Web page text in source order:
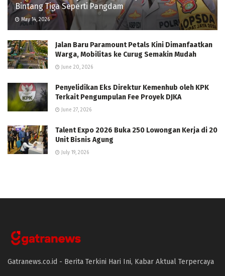
Bintang Tiga Seperti Pangdam
May 14, 2026
Jalan Baru Paramount Petals Kini Dimanfaatkan
Warga, Mobilitas ke Curug Semakin Mudah
June 20, 2026
Penyelidikan Eks Direktur Kemenhub oleh KPK
Terkait Pengumpulan Fee Proyek DJKA
June 27, 2026
Talent Expo 2026 Buka 250 Lowongan Kerja di 20
Unit Bisnis Agung
July 19, 2026
Gatranews.co.id - Berita Terkini Hari Ini, Kabar Aktual Terpercaya